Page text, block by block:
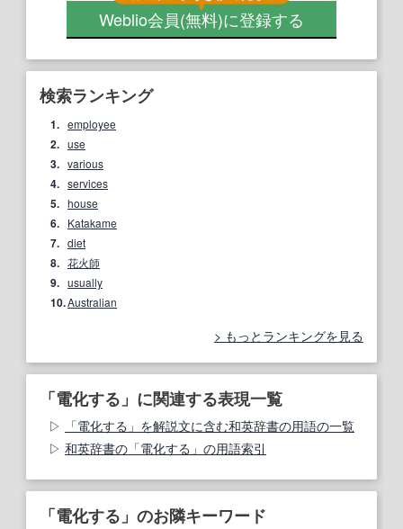
Weblio会員(無料)に登録する
検索ランキング
1. employee
2. use
3. various
4. services
5. house
6. Katakame
7. diet
8. 花火師
9. usually
10.Australian
もっとランキングを見る
「電化する」に関連する表現一覧
「電化する」を解説文に含む和英辞書の用語の一覧
和英辞書の「電化する」の用語索引
「電化する」のお隣キーワード